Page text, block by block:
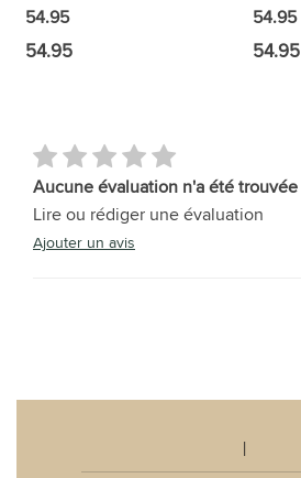
54.95
54.95
54.95
54.95
Aucune évaluation n'a été trouvée
Lire ou rédiger une évaluation
Ajouter un avis